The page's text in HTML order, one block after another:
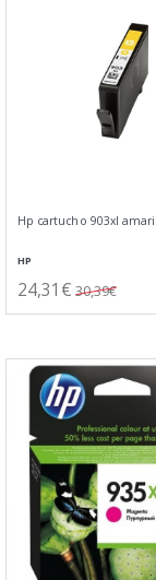
Hp cartucho 903xl
HP
24,31€ 30,39€